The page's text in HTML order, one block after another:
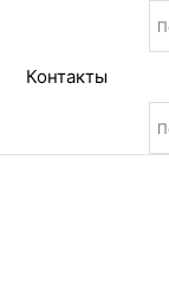
Контакты